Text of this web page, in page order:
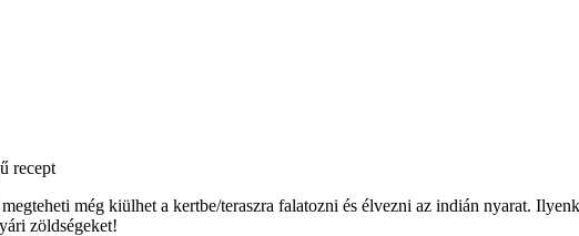
recept
még kiülhet a kertbe/teraszra falatozni és élvezni az indián nyarat.
zöldségeket!